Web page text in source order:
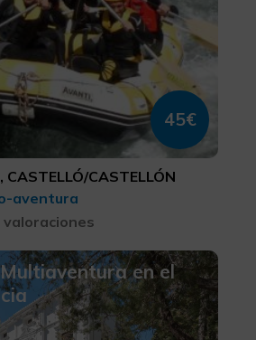
45€
CASTELLÓN
aventura
valoraciones
en el